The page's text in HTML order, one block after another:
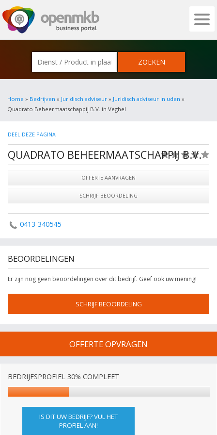
OPENMKB - DE ZAKELIJKE PORTAL
Home » Bedrijven » Juridisch adviseur » Juridisch adviseur in uden »
Quadrato Beheermaatschappij B.V. in Veghel
DEEL DEZE PAGINA
QUADRATO BEHEERMAATSCHAPPIJ B.V.
OFFERTE AANVRAGEN
SCHRIJF BEOORDELING
0413-340545
BEOORDELINGEN
Er zijn nog geen beoordelingen over dit bedrijf. Geef ook uw mening!
SCHRIJF BEOORDELING
OFFERTE OPVRAGEN
BEDRIJFSPROFIEL 30% COMPLEET
IS DIT UW BEDRIJF? VUL HET
PROFIEL AAN!